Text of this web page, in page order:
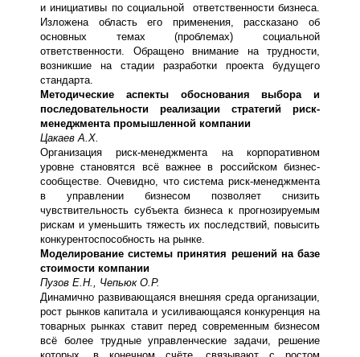
и инициативы по социальной ответственности бизнеса.
Изложена область его применения, рассказано об
основных темах (проблемах) социальной
ответственности. Обращено внимание на трудности,
возникшие на стадии разработки проекта будущего
стандарта.
Методические аспекты обоснования выбора и
последовательности реализации стратегий риск-
менеджмента промышленной компании
Цакаев А.Х.
Организация риск-менеджмента на корпоративном
уровне становятся всё важнее в российском бизнес-
сообществе. Очевидно, что система риск-менеджмента
в управлении бизнесом позволяет снизить
чувствительность субъекта бизнеса к прогнозируемым
рискам и уменьшить тяжесть их последствий, повысить
конкурентоспособность на рынке.
Моделирование системы принятия решений на базе
стоимости компании
Пузов Е.Н., Чепьюк О.Р.
Динамично развивающаяся внешняя среда организации,
рост рынков капитала и усиливающаяся конкуренция на
товарных рынках ставит перед современным бизнесом
всё более трудные управленческие задачи, решение
которых, в конечном счёте, связывают с ростом